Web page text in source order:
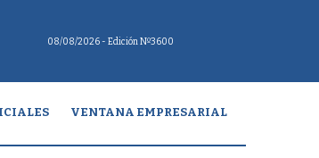
08/08/2026 - Edición Nº3600
VENTANA EMPRESARIAL